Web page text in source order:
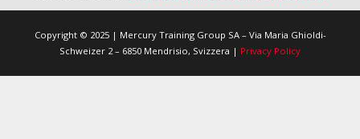
Copyright © 2025 | Mercury Training Group SA – Via Maria Ghioldi-
Schweizer 2 – 6850 Mendrisio, Svizzera | Privacy Policy